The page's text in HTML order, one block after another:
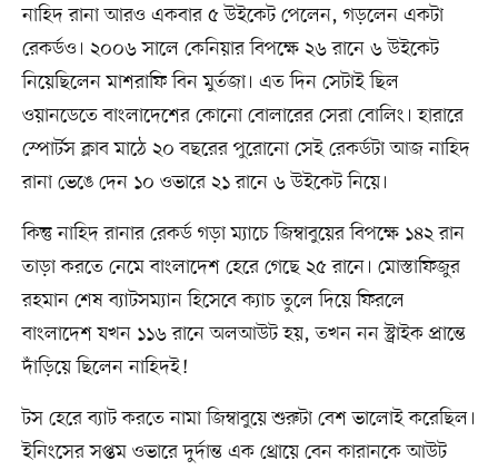
নাহিদ রানা আরও একবার ৫ উইকেট পেলেন, গড়লেন একটা
রেকর্ডও। ২০০৬ সালে কেনিয়ার বিপক্ষে ২৬ রানে ৬ উইকেট
নিয়েছিলেন মাশরাফি বিন মুর্তজা। এত দিন সেটাই ছিল
ওয়ানডেতে বাংলাদেশের কোনো বোলারের সেরা বোলিং। হারারে
স্পোর্টস ক্লাব মাঠে ২০ বছরের পুরোনো সেই রেকর্ডটা আজ নাহিদ
রানা ভেঙে দেন ১০ ওভারে ২১ রানে ৬ উইকেট নিয়ে।
কিন্তু নাহিদ রানার রেকর্ড গড়া ম্যাচে জিম্বাবুয়ের বিপক্ষে ১৪২ রান
তাড়া করতে নেমে বাংলাদেশ হেরে গেছে ২৫ রানে। মোস্তাফিজুর
রহমান শেষ ব্যাটসম্যান হিসেবে ক্যাচ তুলে দিয়ে ফিরলে
বাংলাদেশ যখন ১১৬ রানে অলআউট হয়, তখন নন স্ট্রাইক প্রান্তে
দাঁড়িয়ে ছিলেন নাহিদই!
টস হেরে ব্যাট করতে নামা জিম্বাবুয়ে শুরুটা বেশ ভালোই করেছিল।
ইনিংসের সপ্তম ওভারে দুর্দান্ত এক থ্রোয়ে বেন কারানকে আউট